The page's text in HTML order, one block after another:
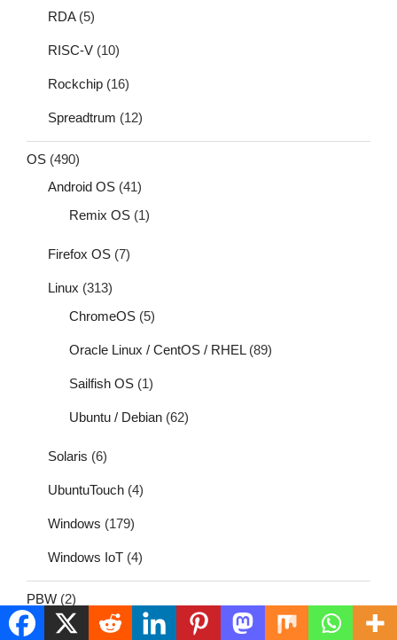
RDA(5)
RISC-V (10)
Rockchip (16)
Spreadtrum (12)
OS (490)
Android OS (41)
Remix OS (1)
Firefox OS (7)
Linux (313)
ChromeOS (5)
Oracle Linux / CentOS / RHEL(89)
Sailfish OS (1)
Ubuntu / Debian (62)
Solaris (6)
UbuntuTouch (4)
Windows (179)
Windows IoT (4)
PBW (2)
Web (30)